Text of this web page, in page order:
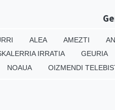
ALEA AMEZTI
IRRATIA GEURIA
NOAUA OIZMENDI